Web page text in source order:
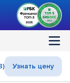
Узнать цену